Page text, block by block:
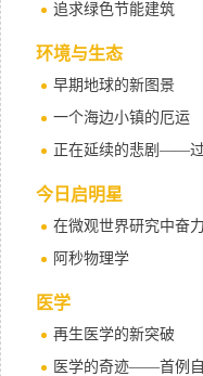
追求绿色节能建筑
环境与生态
早期地球的新图景
一个海边小镇的厄运
正在延续的悲剧——
今日启明星
阿秒物理学
医学
再生医学的新突破
医学的奇迹——首例